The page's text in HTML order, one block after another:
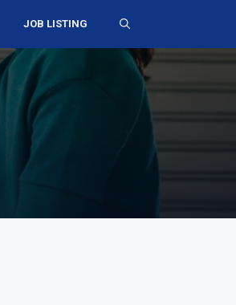
JOB LISTING